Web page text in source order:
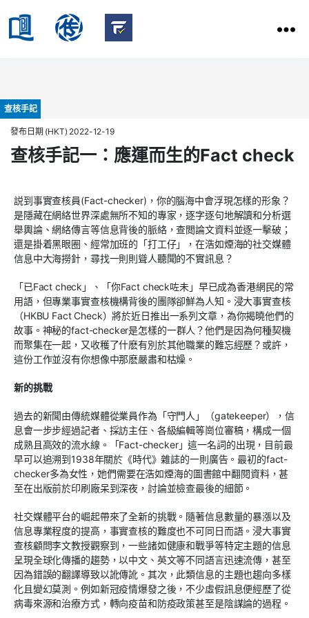
HKBU
of
Communication
Categories
查核手記
發布日期 (HKT) 2022-12-19
查核手記一：應運而生的Fact check
説到事實查核員(Fact-checker)，你的腦海中會浮現怎樣的形象？
是隱藏在網絡世界深處無所不知的專家，逐字逐句地解讀和分析選
舉輿論、網絡傳言等信息背後的脈絡，查閲論文資料並逐一擊破；
還是掛着黑眼圈、經常加班的「打工仔」，在浩如煙海的社交媒體
信息中大海撈針，尋找一則則聳人聽聞的不實訊息？
「已Fact check」、「你Fact check咗未」早已成為香港網民的常
用語，但專業事實查核機構背後的團隊卻鮮為人知。浸大事實查核
（HKBU Fact Check）將於近日推出一系列文章，為你揭曉他們的
故事。神秘的fact-checker是怎樣的一群人？他們是因為何種契機
而聚集在一起，又收穫了什麽有別於其他職業的難忘經歷？或許，
這份工作並沒有你想像中那麽嚴肅和枯燥。
新的挑戰
過去的新聞由傳統媒體從業員作為「守門人」（gatekeeper），信
息會一步步經過記者、採訪主任、各級編輯等崗位審稿，構成一個
成熟且高效的流水線。「Fact-checker」這一名詞的出現，目前最
早可以追溯到1938年關於《時代》雜誌的一則廣告。最初的fact-
checker多為女性，她們需要在浩如煙海的圖書館中翻閱資料，甚
至在出版前於印刷廠呆到深夜，討論並檢查最後的細節。
社交媒體平台的崛起帶來了全新的挑戰。隨著信息數量的暴漲以及
信息專業程度的提高，事實查核的難度也不可同日而語。浸大事實
查核顧問李文教授觀察到，一些諸如健康和戰爭等特定主題的信息
呈現全球化傳播的趨勢，以中文、英文等不同語言迅速流傳，甚至
因為錯誤的翻譯導致以訛傳訛。其次，此類信息的主題也趨向多樣
化且變幻莫測。例如新冠疫情爆發之後，不少虛假訊息便經歷了從
病毒來源和治療方式，轉向疫苗和防疫政策甚至是陰謀論的過程。